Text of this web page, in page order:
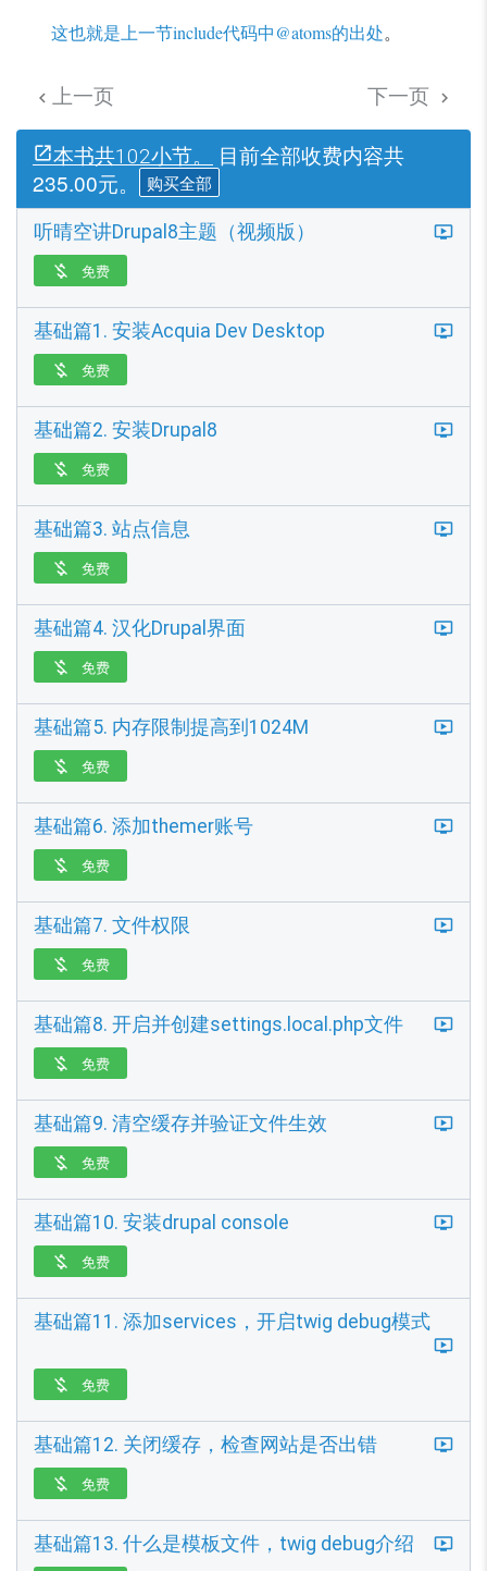
这也就是上一节include代码中@atoms的出处。
 上一页 下一页 
本书共102小节。
目前全部收费内容共
235.00元。
购买全部
听晴空讲Drupal8主题（视频版）
 免费
基础篇1. 安装Acquia Dev Desktop
 免费
基础篇2. 安装Drupal8
 免费
基础篇3. 站点信息
 免费
基础篇4. 汉化Drupal界面
 免费
基础篇5. 内存限制提高到1024M
 免费
基础篇6. 添加themer账号
 免费
基础篇7. 文件权限
 免费
基础篇8. 开启并创建settings.local.php文件
 免费
基础篇9. 清空缓存并验证文件生效
 免费
基础篇10. 安装drupal console
 免费
基础篇11. 添加services，开启twig debug模式
 免费
基础篇12. 关闭缓存，检查网站是否出错
 免费
基础篇13. 什么是模板文件，twig debug介绍